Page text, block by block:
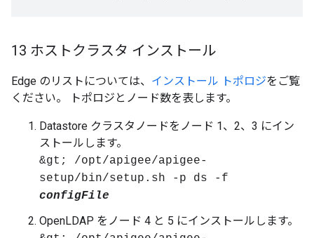
13 ホストクラスタ インストール
Edge のリストについては、 インストール トポロジをご覧
ください。 トポロジとノード数を表します。
Datastore クラスタノードをノード 1、2、3 にイン
ストールします。
&gt; /opt/apigee/apigee-
setup/bin/setup.sh -p ds -f
configFile
OpenLDAP をノード 4 と 5 にインストールします。